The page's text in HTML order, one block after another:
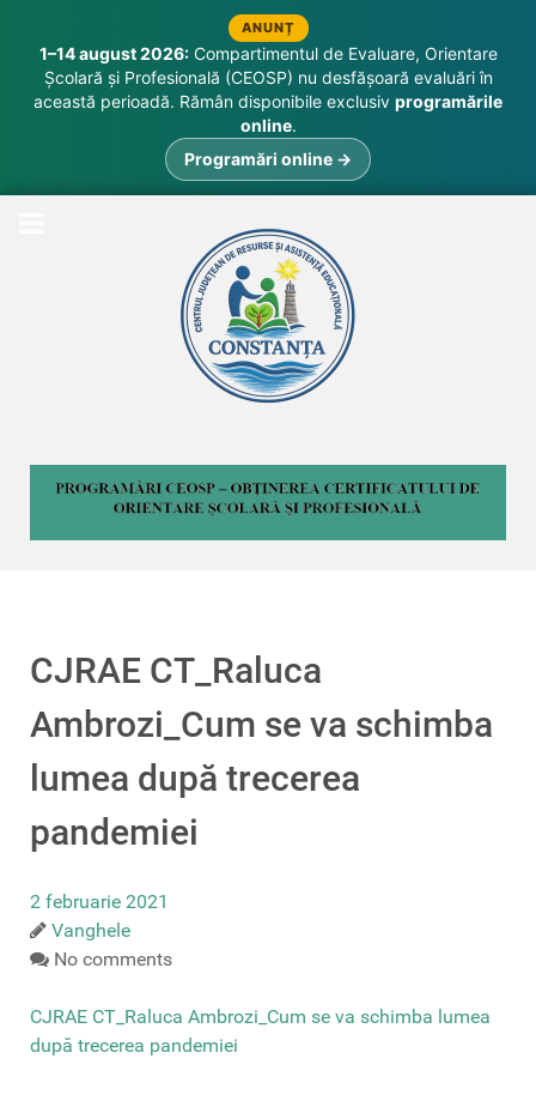
ANUNȚ
1–14 august 2026:Compartimentul de Evaluare, Orientare
Școlară și Profesională (CEOSP) nu desfășoară evaluări în
această perioadă. Rămân disponibile exclusiv programările
online.
Programări online →
CJRAE CT_Raluca
Ambrozi_Cum se va schimba
lumea după trecerea
pandemiei
2 februarie 2021
Vanghele
No comments
CJRAE CT_Raluca Ambrozi_Cum se va schimba lumea
după trecerea pandemiei